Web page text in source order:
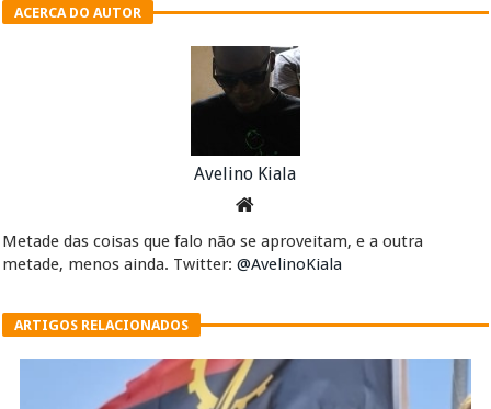
ACERCA DO AUTOR
Avelino Kiala
Metade das coisas que falo não se aproveitam, e a outra
metade, menos ainda. Twitter:@AvelinoKiala
ARTIGOS RELACIONADOS